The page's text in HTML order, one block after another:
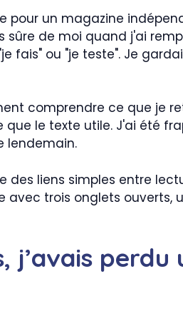
pour un magazine
sûre de moi quand j'ai
fais" ou "je teste". Je
comprendre ce que je
le texte utile. J'ai été
lendemain.
des liens simples entre
avec trois onglets ouverts,
j’avais perdu